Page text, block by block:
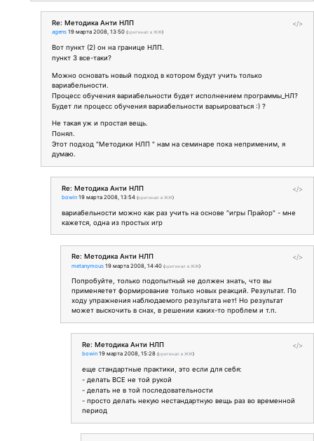
</>
Re: Методика Анти НЛП
agens 19 марта 2008, 13:50 (оригинал в ЖЖ)
Вот пункт (2) он на границе НЛП.
пункт 3 все-таки?
Можно основать новый подход в котором будут учить только
вариабельности.
Процесс обучения вариабельности будет исполнением программы_НЛ?
Будет ли процесс обучения вариабельности варьироваться :) ?
Не такая уж и простая вещь.
Понял.
Этот подход "Методики НЛП " нам на семинаре пока неприменим, я
думаю.
</>
Re: Методика Анти НЛП
bowin 19 марта 2008, 13:54 (оригинал в ЖЖ)
вариабельности можно как раз учить на основе "игры Прайор" - мне
кажется, одна из простых игр
</>
Re: Методика Анти НЛП
metanymous 19 марта 2008, 14:40 (оригинал в ЖЖ)
Попробуйте, только подопытный не должен знать, что вы
применяетет формирование только новых реакций. Результат. По
ходу упражнения наблюдаемого результата нет! Но результат
может выскочить в снах, в решении каких-то проблем и т.п.
</>
Re: Методика Анти НЛП
bowin 19 марта 2008, 15:28 (оригинал в ЖЖ)
еще стандартные практики, это если для себя:
- делать ВСЕ не той рукой
- делать не в той последовательности
- просто делать некую нестандартную вещь раз во временной
период